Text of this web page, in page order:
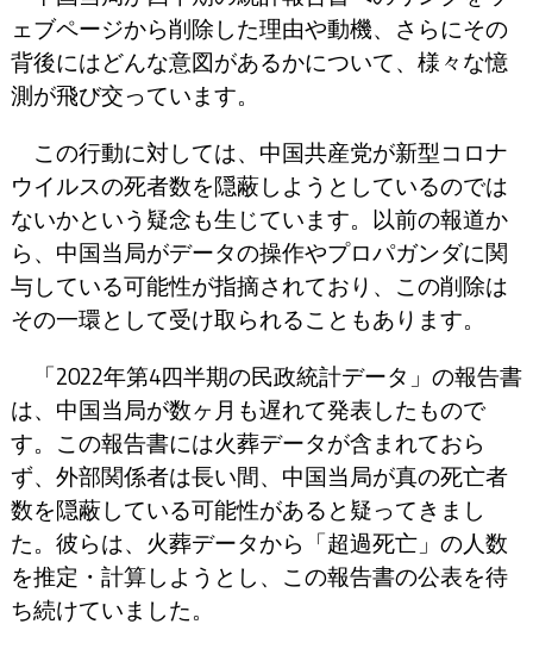
ェブページから削除した理由や動機、さらにその
背後にはどんな意図があるかについて、様々な憶
測が飛び交っています。
この行動に対しては、中国共産党が新型コロナ
ウイルスの死者数を隠蔽しようとしているのでは
ないかという疑念も生じています。以前の報道か
ら、中国当局がデータの操作やプロパガンダに関
与している可能性が指摘されており、この削除は
その一環として受け取られることもあります。
「2022年第4四半期の民政統計データ」の報告書
は、中国当局が数ヶ月も遅れて発表したもので
す。この報告書には火葬データが含まれておら
ず、外部関係者は長い間、中国当局が真の死亡者
数を隠蔽している可能性があると疑ってきまし
た。彼らは、火葬データから「超過死亡」の人数
を推定・計算しようとし、この報告書の公表を待
ち続けていました。